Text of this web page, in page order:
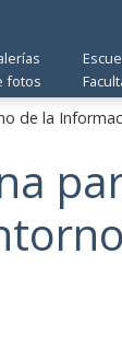
fotos
de la